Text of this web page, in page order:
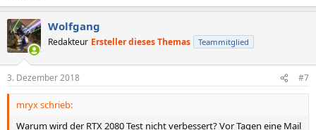
Wolfgang
Redakteur Ersteller dieses Themas Teammitglied
3. Dezember 2018 #7
mryx schrieb:
Warum wird der RTX 2080 Test nicht verbessert? Vor Tagen eine Mail